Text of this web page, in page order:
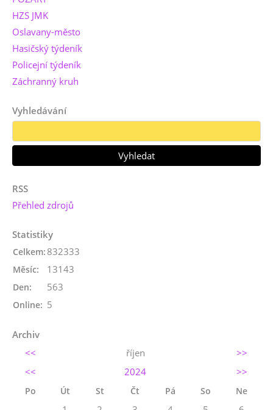
HZS JMK
Oslavany-město
Hasičský týdeník
Policejní týdeník
Záchranný kruh
Vyhledávání
RSS
Přehled zdrojů
Statistiky
Online: 5
Celkem: 832333
Měsíc: 13143
Den: 563
Archiv
<<
říjen
>>
<<
2024 >>
Po Út St Čt Pá So Ne